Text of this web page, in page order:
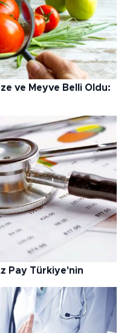
ve Meyve Belli Oldu:
Pay Türkiye'nin